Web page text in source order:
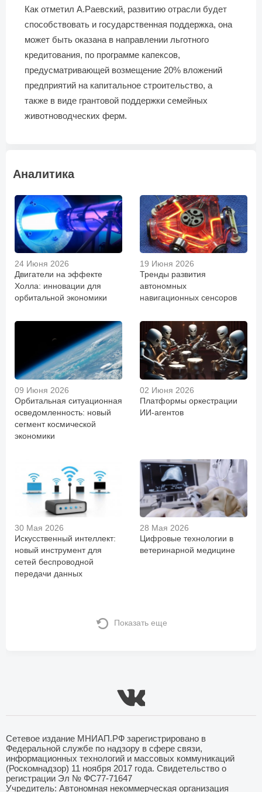
Как отметил А.Раевский, развитию отрасли будет
способствовать и государственная поддержка, она
может быть оказана в направлении льготного
кредитования, по программе капексов,
предусматривающей возмещение 20% вложений
предприятий на капитальное строительство, а
также в виде грантовой поддержки семейных
животноводческих ферм.
Аналитика
24 Июня 2026
Двигатели на эффекте
Холла: инновации для
орбитальной экономики
19 Июня 2026
Тренды развития
автономных
навигационных сенсоров
09 Июня 2026
Орбитальная ситуационная
осведомленность: новый
сегмент космической
экономики
02 Июня 2026
Платформы оркестрации
ИИ-агентов
30 Мая 2026
Искусственный интеллект:
новый инструмент для
сетей беспроводной
передачи данных
28 Мая 2026
Цифровые технологии в
ветеринарной медицине
Показать еще
Сетевое издание МНИАП.РФ зарегистрировано в
Федеральной службе по надзору в сфере связи,
информационных технологий и массовых коммуникаций
(Роскомнадзор) 11 ноября 2017 года. Свидетельство о
регистрации Эл № ФС77-71647
Учредитель: Автономная некоммерческая организация